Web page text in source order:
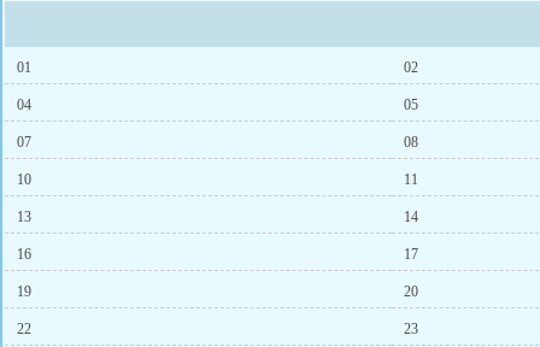
01 02
04 05
07 08
10 11
13 14
16 17
19 20
22 23